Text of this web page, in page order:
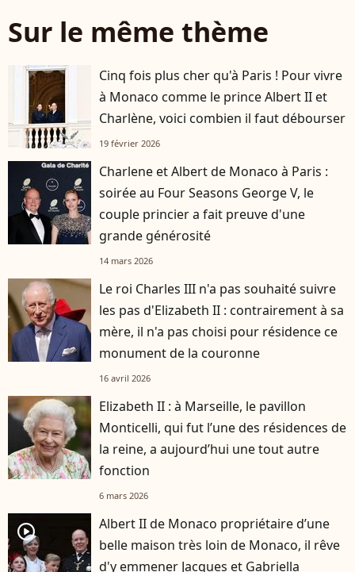
Sur le même thème
Cinq fois plus cher qu'à Paris ! Pour vivre
à Monaco comme le prince Albert II et
Charlène, voici combien il faut débourser
19 février 2026
Charlene et Albert de Monaco à Paris :
soirée au Four Seasons George V, le
couple princier a fait preuve d'une
grande générosité
14 mars 2026
Le roi Charles III n'a pas souhaité suivre
les pas d'Elizabeth II : contrairement à sa
mère, il n'a pas choisi pour résidence ce
monument de la couronne
16 avril 2026
Elizabeth II : à Marseille, le pavillon
Monticelli, qui fut l’une des résidences de
la reine, a aujourd’hui une tout autre
fonction
6 mars 2026
player2
Albert II de Monaco propriétaire d’une
belle maison très loin de Monaco, il rêve
d'y emmener Jacques et Gabriella